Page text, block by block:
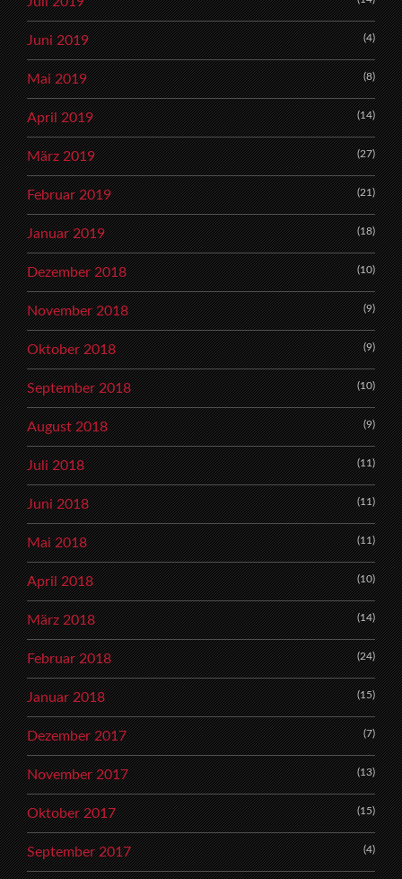
Juni 2019 (4)
Mai 2019 (8)
April 2019 (14)
März 2019 (27)
Februar 2019 (21)
Januar 2019 (18)
Dezember 2018 (10)
November 2018 (9)
Oktober 2018 (9)
September 2018 (10)
August 2018 (9)
Juli 2018 (11)
Juni 2018 (11)
Mai 2018 (11)
April 2018 (10)
März 2018 (14)
Februar 2018 (24)
Januar 2018 (15)
Dezember 2017 (7)
November 2017 (13)
Oktober 2017 (15)
September 2017 (4)